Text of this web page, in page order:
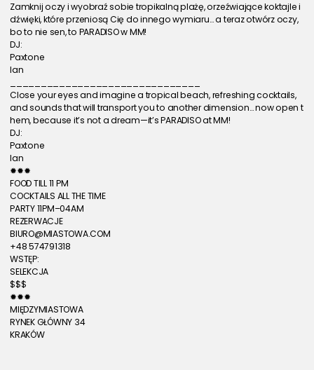
Zamknij oczy i wyobraź sobie tropikalną plażę, orzeźwiające koktajle i
dźwięki, które przeniosą Cię do innego wymiaru… a teraz otwórz oczy,
bo to nie sen, to PARADISO w MM!
DJ:
Paxtone
Ian
Close your eyes and imagine a tropical beach, refreshing cocktails,
and sounds that will transport you to another dimension… now open t
hem, because it’s not a dream—it’s PARADISO at MM!
DJ:
Paxtone
Ian
✹✹✹
FOOD TILL 11 PM
COCKTAILS ALL THE TIME
PARTY 11PM–04AM
REZERWACJE
BIURO@MIASTOWA.COM
+48 574791318
WSTĘP:
SELEKCJA
$$$
✹✹✹
MIĘDZYMIASTOWA
RYNEK GŁÓWNY 34
KRAKÓW